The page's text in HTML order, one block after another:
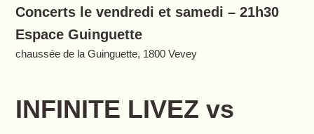
Concerts le vendredi et samedi – 21h30
Espace Guinguette
chaussée de la Guinguette, 1800 Vevey
INFINITE LIVEZ vs